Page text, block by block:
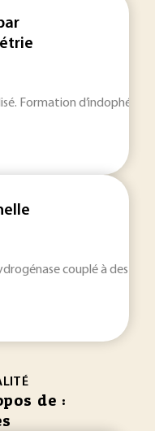
Formation
couplé à des
de :